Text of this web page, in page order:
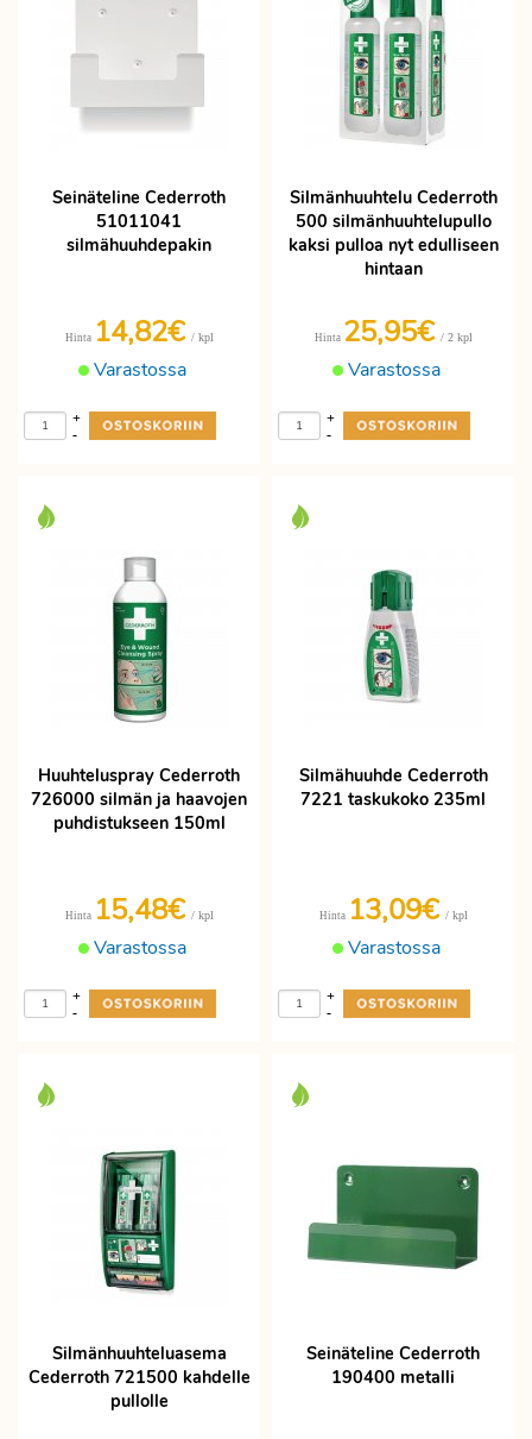
Seinäteline Cederroth
51011041
silmähuuhdepakin
Varastossa
Hinta 14,82€ / kpl
-
+
Silmänhuuhtelu Cederroth
500 silmänhuuhtelupullo
kaksi pulloa nyt edulliseen
hintaan
Varastossa
Hinta 25,95€ / 2 kpl
-
+
Huuhteluspray Cederroth
726000 silmän ja haavojen
puhdistukseen 150ml
Varastossa
Hinta 15,48€ / kpl
-
+
Silmähuuhde Cederroth
7221 taskukoko 235ml
Varastossa
Hinta 13,09€ / kpl
-
+
Silmänhuuhteluasema
Cederroth 721500 kahdelle
pullolle
Seinäteline Cederroth
190400 metalli